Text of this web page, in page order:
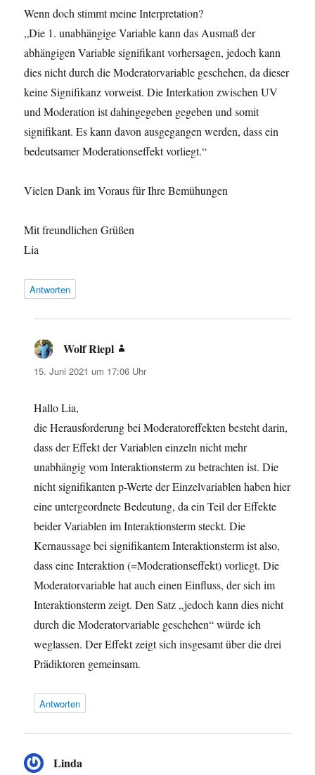
Wenn doch stimmt meine Interpretation?
„Die 1. unabhängige Variable kann das Ausmaß der
abhängigen Variable signifikant vorhersagen, jedoch kann
dies nicht durch die Moderatorvariable geschehen, da dieser
keine Signifikanz vorweist. Die Interkation zwischen UV
und Moderation ist dahingegeben gegeben und somit
signifikant. Es kann davon ausgegangen werden, dass ein
bedeutsamer Moderationseffekt vorliegt.“
Vielen Dank im Voraus für Ihre Bemühungen
Mit freundlichen Grüßen
Lia
Antworten
Wolf Riepl
15. Juni 2021 um 17:06 Uhr
Hallo Lia,
die Herausforderung bei Moderatoreffekten besteht darin,
dass der Effekt der Variablen einzeln nicht mehr
unabhängig vom Interaktionsterm zu betrachten ist. Die
nicht signifikanten p-Werte der Einzelvariablen haben hier
eine untergeordnete Bedeutung, da ein Teil der Effekte
beider Variablen im Interaktionsterm steckt. Die
Kernaussage bei signifikantem Interaktionsterm ist also,
dass eine Interaktion (=Moderationseffekt) vorliegt. Die
Moderatorvariable hat auch einen Einfluss, der sich im
Interaktionsterm zeigt. Den Satz „jedoch kann dies nicht
durch die Moderatorvariable geschehen“ würde ich
weglassen. Der Effekt zeigt sich insgesamt über die drei
Prädiktoren gemeinsam.
Antworten
Linda